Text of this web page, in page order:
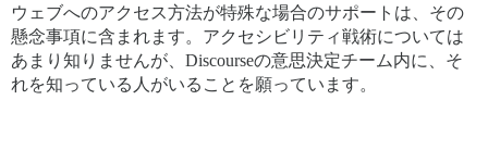
ウェブへのアクセス方法が特殊な場合のサポートは、その
懸念事項に含まれます。アクセシビリティ戦術については
あまり知りませんが、Discourseの意思決定チーム内に、そ
れを知っている人がいることを願っています。